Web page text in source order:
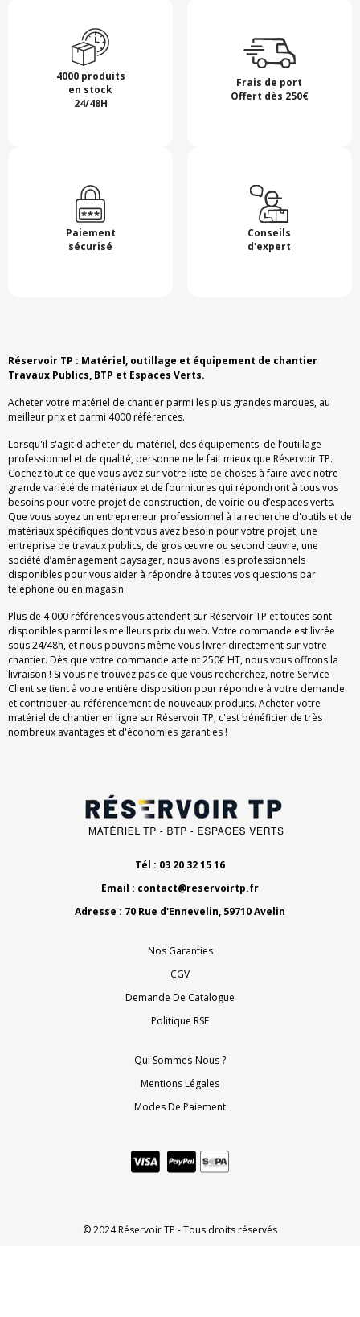
4000 produits
en stock
24/48H
Frais de port
Offert dès 250€
Paiement
sécurisé
Conseils
d'expert
Réservoir TP : Matériel, outillage et équipement de chantier
Travaux Publics, BTP et Espaces Verts.
Acheter votre matériel de chantier parmi les plus grandes marques, au
meilleur prix et parmi 4000 références.
Lorsqu'il s'agit d'acheter du matériel, des équipements, de l’outillage
professionnel et de qualité, personne ne le fait mieux que Réservoir TP.
Cochez tout ce que vous avez sur votre liste de choses à faire avec notre
grande variété de matériaux et de fournitures qui répondront à tous vos
besoins pour votre projet de construction, de voirie ou d’espaces verts.
Que vous soyez un entrepreneur professionnel à la recherche d'outils et de
matériaux spécifiques dont vous avez besoin pour votre projet, une
entreprise de travaux publics, de gros œuvre ou second œuvre, une
société d’aménagement paysager, nous avons les professionnels
disponibles pour vous aider à répondre à toutes vos questions par
téléphone ou en magasin.
Plus de 4 000 références vous attendent sur Réservoir TP et toutes sont
disponibles parmi les meilleurs prix du web. Votre commande est livrée
sous 24/48h, et nous pouvons même vous livrer directement sur votre
chantier. Dès que votre commande atteint 250€ HT, nous vous offrons la
livraison ! Si vous ne trouvez pas ce que vous recherchez, notre Service
Client se tient à votre entière disposition pour répondre à votre demande
et contribuer au référencement de nouveaux produits. Acheter votre
matériel de chantier en ligne sur Réservoir TP, c'est bénéficier de très
nombreux avantages et d'économies garanties !
Tél : 03 20 32 15 16
Email : contact@reservoirtp.fr
Adresse : 70 Rue d'Ennevelin, 59710 Avelin
Nos Garanties
CGV
Demande De Catalogue
Politique RSE
Qui Sommes-Nous ?
Mentions Légales
Modes De Paiement
© 2024 Réservoir TP - Tous droits réservés